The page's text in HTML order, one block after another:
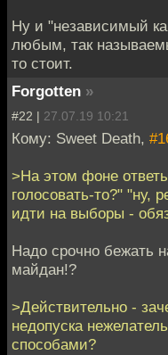
Ну и "независимый
любым, так
то стоит.
Forgotten »
#22 | 27.07.19 10:21
Кому: Sweet Death,
>На этом фоне
голосовать-то?" "ну,
идти на выборы -
Надо срочно бежать
майдан!?
>Действительно -
недопуска
способами?